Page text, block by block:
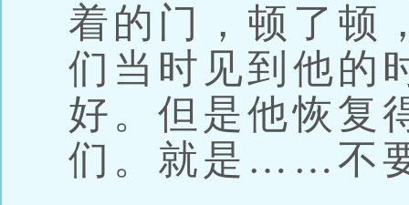
着的门，顿了顿
们当时见到他的
好。但是他恢复
们。就是……不